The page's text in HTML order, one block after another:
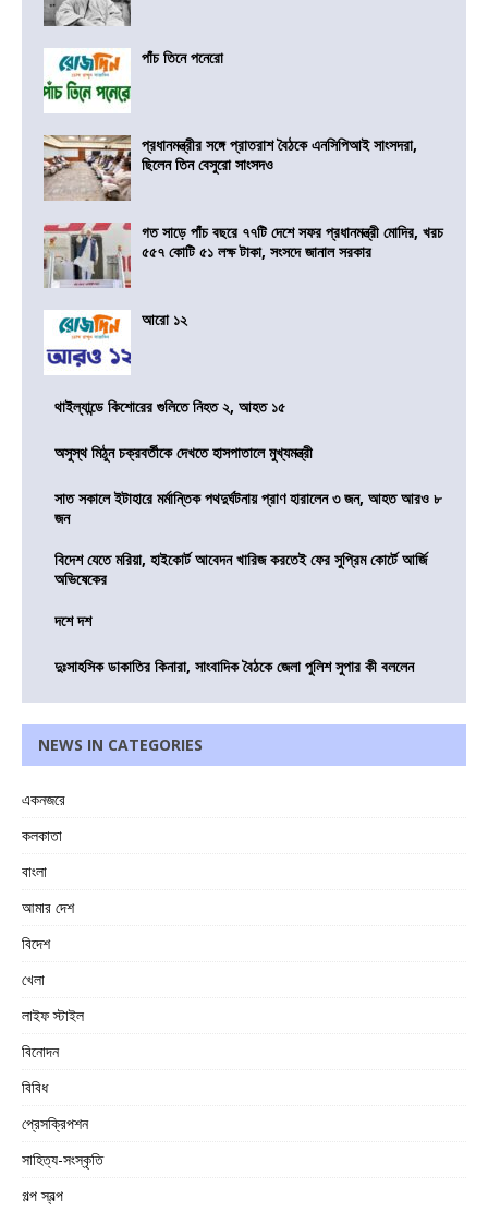
পাঁচ তিনে পনেরো
প্রধানমন্ত্রীর সঙ্গে প্রাতরাশ বৈঠকে এনসিপিআই সাংসদরা,
ছিলেন তিন বেসুরো সাংসদও
গত সাড়ে পাঁচ বছরে ৭৭টি দেশে সফর প্রধানমন্ত্রী মোদির, খরচ
৫৫৭ কোটি ৫১ লক্ষ টাকা, সংসদে জানাল সরকার
আরো ১২
থাইল্যান্ডে কিশোরের গুলিতে নিহত ২, আহত ১৫
অসুস্থ মিঠুন চক্রবর্তীকে দেখতে হাসপাতালে মুখ্যমন্ত্রী
সাত সকালে ইটাহারে মর্মান্তিক পথদুর্ঘটনায় প্রাণ হারালেন ৩ জন, আহত আরও ৮
জন
বিদেশ যেতে মরিয়া, হাইকোর্ট আবেদন খারিজ করতেই ফের সুপ্রিম কোর্টে আর্জি
অভিষেকের
দশে দশ
দুঃসাহসিক ডাকাতির কিনারা, সাংবাদিক বৈঠকে জেলা পুলিশ সুপার কী বললেন
NEWS IN CATEGORIES
একনজরে
কলকাতা
বাংলা
আমার দেশ
বিদেশ
খেলা
লাইফ স্টাইল
বিনোদন
বিবিধ
প্রেসক্রিপশন
সাহিত্য-সংস্কৃতি
গল্প স্বল্প